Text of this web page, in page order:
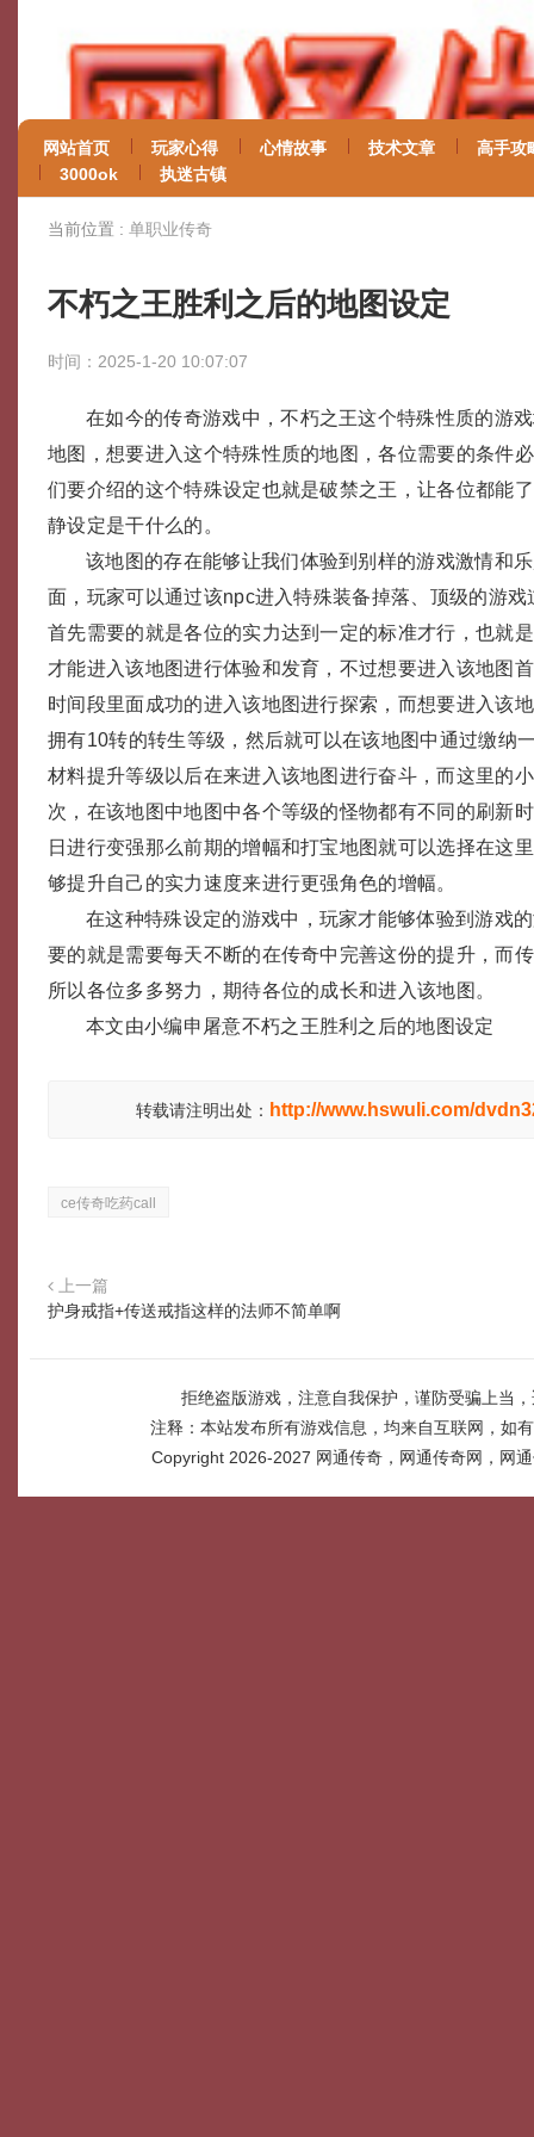
网站首页 玩家心得 心情故事 技术文章
高手攻
3000ok
执迷古镇
当前位置 : 单职业传奇
不朽之王胜利之后的地图设定
时间：2025-1-20 10:07:07
在如今的传奇游戏中，不朽之王这个特殊性质的游
地图，想要进入这个特殊性质的地图，各位需要的条件
们要介绍的这个特殊设定也就是破禁之王，让各位都能
静设定是干什么的。
该地图的存在能够让我们体验到别样的游戏激情和
面，玩家可以通过该npc进入特殊装备掉落、顶级的游
首先需要的就是各位的实力达到一定的标准才行，也就
才能进入该地图进行体验和发育，不过想要进入该地图
时间段里面成功的进入该地图进行探索，而想要进入该
拥有10转的转生等级，然后就可以在该地图中通过缴纳
材料提升等级以后在来进入该地图进行奋斗，而这里的
次，在该地图中地图中各个等级的怪物都有不同的刷新
日进行变强那么前期的增幅和打宝地图就可以选择在这
够提升自己的实力速度来进行更强角色的增幅。
在这种特殊设定的游戏中，玩家才能够体验到游戏
要的就是需要每天不断的在传奇中完善这份的提升，而
所以各位多多努力，期待各位的成长和进入该地图。
本文由小编申屠意不朽之王胜利之后的地图设定
转载请注明出处： http://www.hswuli.com/
ce传奇吃药call
上一篇
护身戒指+传送戒指这样的法师不简单啊
拒绝盗版游戏，注意自我保护，谨防受骗上当
注释：本站发布所有游戏信息，均来自互联网，如
Copyright 2026-2027 网通传奇，网通传奇网，网